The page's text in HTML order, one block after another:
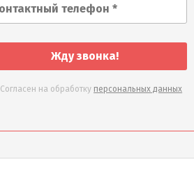
Жду звонка!
Согласен на обработку персональных данных